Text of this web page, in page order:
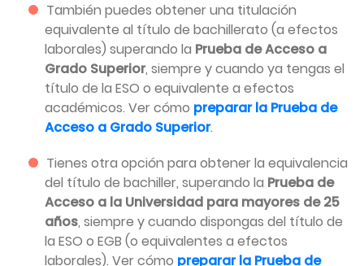
También puedes obtener una titulación
equivalente al título de bachillerato (a efectos
laborales) superando la Prueba de Acceso a
Grado Superior, siempre y cuando ya tengas el
título de la ESO o equivalente a efectos
académicos. Ver cómo preparar la Prueba de
Acceso a Grado Superior.
Tienes otra opción para obtener la equivalencia
del título de bachiller, superando la Prueba de
Acceso a la Universidad para mayores de 25
años, siempre y cuando dispongas del título de
la ESO o EGB (o equivalentes a efectos
laborales). Ver cómo preparar la Prueba de